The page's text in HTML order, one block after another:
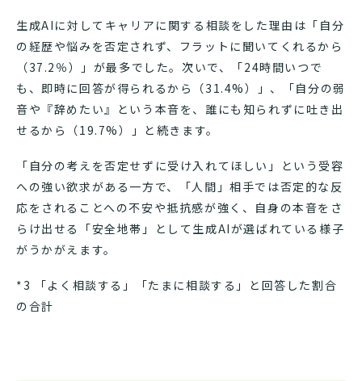
生成AIに対してキャリアに関する相談をした理由は「自分
の経歴や悩みを否定されず、フラットに聞いてくれるから
（37.2％）」が最多でした。次いで、「24時間いつで
も、即時に回答が得られるから（31.4%）」、「自分の弱
音や『辞めたい』という本音を、誰にも知られずに吐き出
せるから（19.7%）」と続きます。
「自分の考えを否定せずに受け入れてほしい」という受容
への強い欲求がある一方で、「人間」相手では否定的な反
応をされることへの不安や抵抗感が強く、自身の本音をさ
らけ出せる「安全地帯」として生成AIが選ばれている様子
がうかがえます。
*3 「よく相談する」「たまに相談する」と回答した割合
の合計